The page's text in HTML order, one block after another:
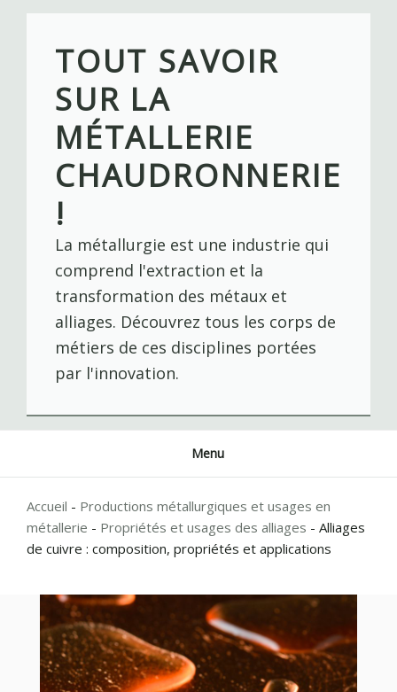
TOUT SAVOIR
SUR LA
MÉTALLERIE
CHAUDRONNERIE
!
La métallurgie est une industrie qui
comprend l'extraction et la
transformation des métaux et
alliages. Découvrez tous les corps de
métiers de ces disciplines portées
par l'innovation.
Menu
Accueil - Productions métallurgiques et usages en
métallerie - Propriétés et usages des alliages - Alliages
de cuivre : composition, propriétés et applications